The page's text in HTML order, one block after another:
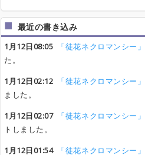
最近の書き込み
1月12日08:05 「徒花ネクロマンシー」
た。
1月12日02:12
「徒花ネクロマンシー」
ました。
1月12日02:07
「徒花ネクロマンシー」
トしました。
1月12日01:54
「徒花ネクロマンシー」